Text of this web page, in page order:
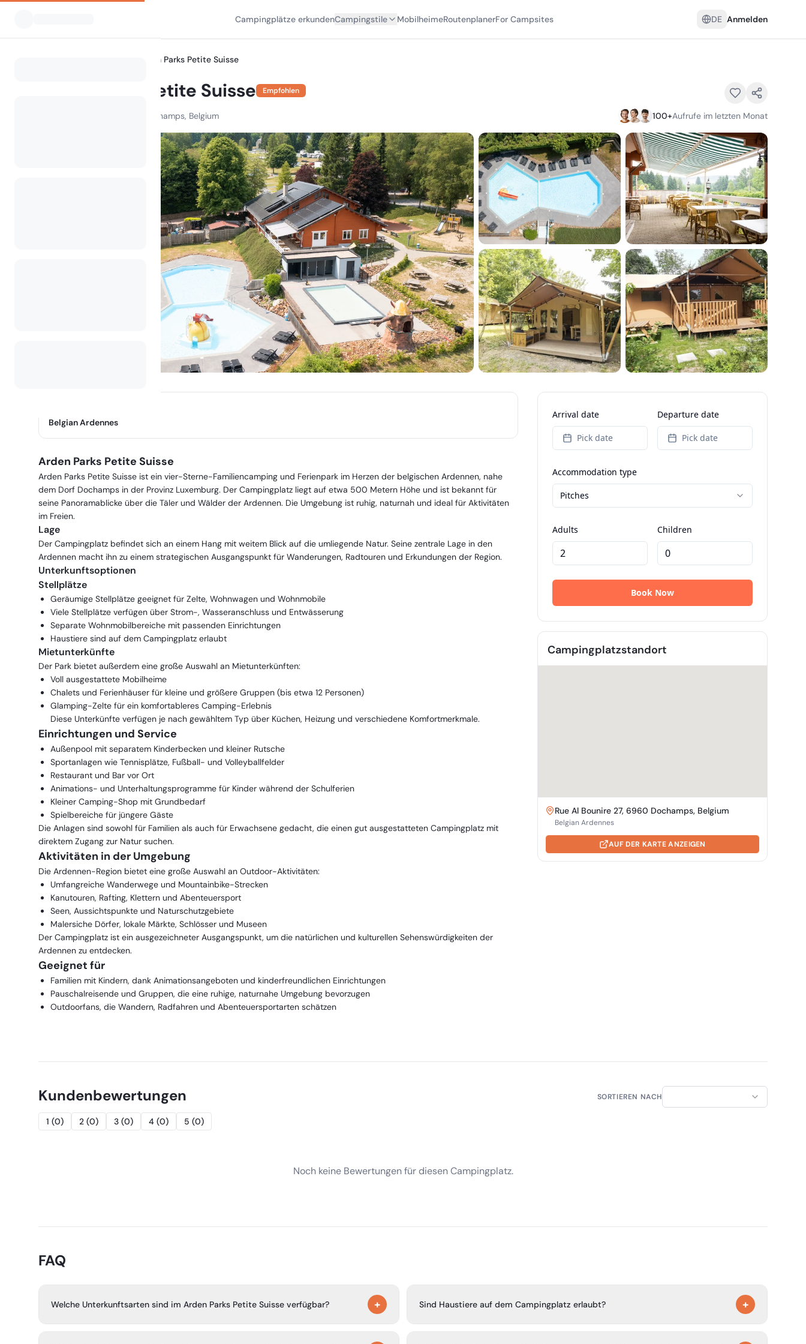
Campingplätze erkundenCampingstile MobilheimeRoutenplanerFor Campsites DE Anmelden
Arden Parks Petite Suisse
Arden Parks Petite Suisse Empfohlen
Rue Al Bounire 27, 6960 Dochamps, Belgium 100+Aufrufe im letzten Monat
Belgian Ardennes
Arden Parks Petite Suisse
Arden Parks Petite Suisse ist ein vier-Sterne-Familiencamping und Ferienpark im Herzen der belgischen Ardennen, nahe
dem Dorf Dochamps in der Provinz Luxemburg. Der Campingplatz liegt auf etwa 500 Metern Höhe und ist bekannt für
seine Panoramablicke über die Täler und Wälder der Ardennen. Die Umgebung ist ruhig, naturnah und ideal für Aktivitäten
im Freien.
Lage
Der Campingplatz befindet sich an einem Hang mit weitem Blick auf die umliegende Natur. Seine zentrale Lage in den
Ardennen macht ihn zu einem strategischen Ausgangspunkt für Wanderungen, Radtouren und Erkundungen der Region.
Unterkunftsoptionen
Stellplätze
Geräumige Stellplätze geeignet für Zelte, Wohnwagen und Wohnmobile
Viele Stellplätze verfügen über Strom-, Wasseranschluss und Entwässerung
Separate Wohnmobilbereiche mit passenden Einrichtungen
Haustiere sind auf dem Campingplatz erlaubt
Mietunterkünfte
Der Park bietet außerdem eine große Auswahl an Mietunterkünften:
Voll ausgestattete Mobilheime
Chalets und Ferienhäuser für kleine und größere Gruppen (bis etwa 12 Personen)
Glamping-Zelte für ein komfortableres Camping-Erlebnis
Diese Unterkünfte verfügen je nach gewähltem Typ über Küchen, Heizung und verschiedene Komfortmerkmale.
Einrichtungen und Service
Außenpool mit separatem Kinderbecken und kleiner Rutsche
Sportanlagen wie Tennisplätze, Fußball- und Volleyballfelder
Restaurant und Bar vor Ort
Animations- und Unterhaltungsprogramme für Kinder während der Schulferien
Kleiner Camping-Shop mit Grundbedarf
Spielbereiche für jüngere Gäste
Die Anlagen sind sowohl für Familien als auch für Erwachsene gedacht, die einen gut ausgestatteten Campingplatz mit
direktem Zugang zur Natur suchen.
Aktivitäten in der Umgebung
Die Ardennen-Region bietet eine große Auswahl an Outdoor-Aktivitäten:
Umfangreiche Wanderwege und Mountainbike-Strecken
Kanutouren, Rafting, Klettern und Abenteuersport
Seen, Aussichtspunkte und Naturschutzgebiete
Malersiche Dörfer, lokale Märkte, Schlösser und Museen
Der Campingplatz ist ein ausgezeichneter Ausgangspunkt, um die natürlichen und kulturellen Sehenswürdigkeiten der
Ardennen zu entdecken.
Geeignet für
Familien mit Kindern, dank Animationsangeboten und kinderfreundlichen Einrichtungen
Pauschalreisende und Gruppen, die eine ruhige, naturnahe Umgebung bevorzugen
Outdoorfans, die Wandern, Radfahren und Abenteuersportarten schätzen
Campingplatzstandort
Rue Al Bounire 27, 6960 Dochamps, Belgium
Belgian Ardennes
AUF DER KARTE ANZEIGEN
Kundenbewertungen
1 (0) 2 (0) 3 (0) 4 (0) 5 (0)
SORTIEREN NACH
Noch keine Bewertungen für diesen Campingplatz.
FAQ
Welche Unterkunftsarten sind im Arden Parks Petite Suisse verfügbar? + Sind Haustiere auf dem Campingplatz erlaubt? +